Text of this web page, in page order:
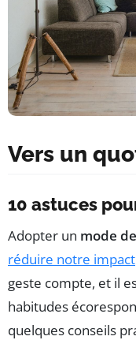
Vers un
10 astuces
Adopter un mode
réduire notre impact
geste compte, et il
habitudes
quelques conseils